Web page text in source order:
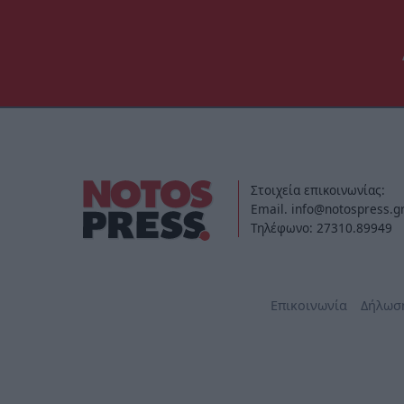
Στοιχεία επικοινωνίας:
Email. info@notospress.gr
Τηλέφωνο: 27310.89949
Επικοινωνία